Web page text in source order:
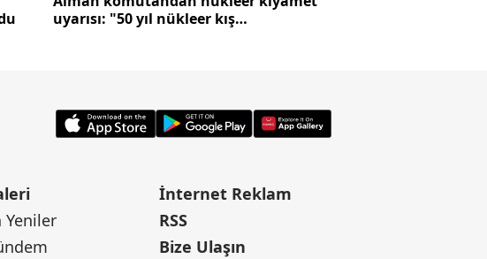
uyarısı: "50 yıl nükleer kış
Yeniler
İnternet Reklam
RSS
Bize Ulaşın